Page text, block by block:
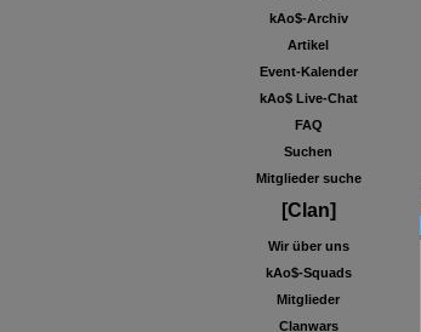
kAo$-Archiv
Artikel
Event-Kalender
kAo$ Live-Chat
FAQ
Suchen
Mitglieder suche
[Clan]
Wir über uns
kAo$-Squads
Mitglieder
Clanwars